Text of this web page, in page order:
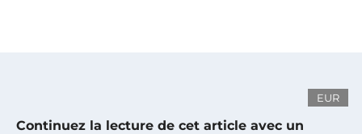
EUR
Continuez la lecture de cet article avec un